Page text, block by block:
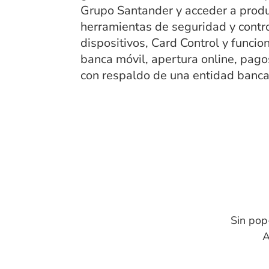
Grupo Santander y acceder a
herramientas de seguridad y
dispositivos, Card Control y
banca móvil, apertura online,
con respaldo de una entidad
Sin